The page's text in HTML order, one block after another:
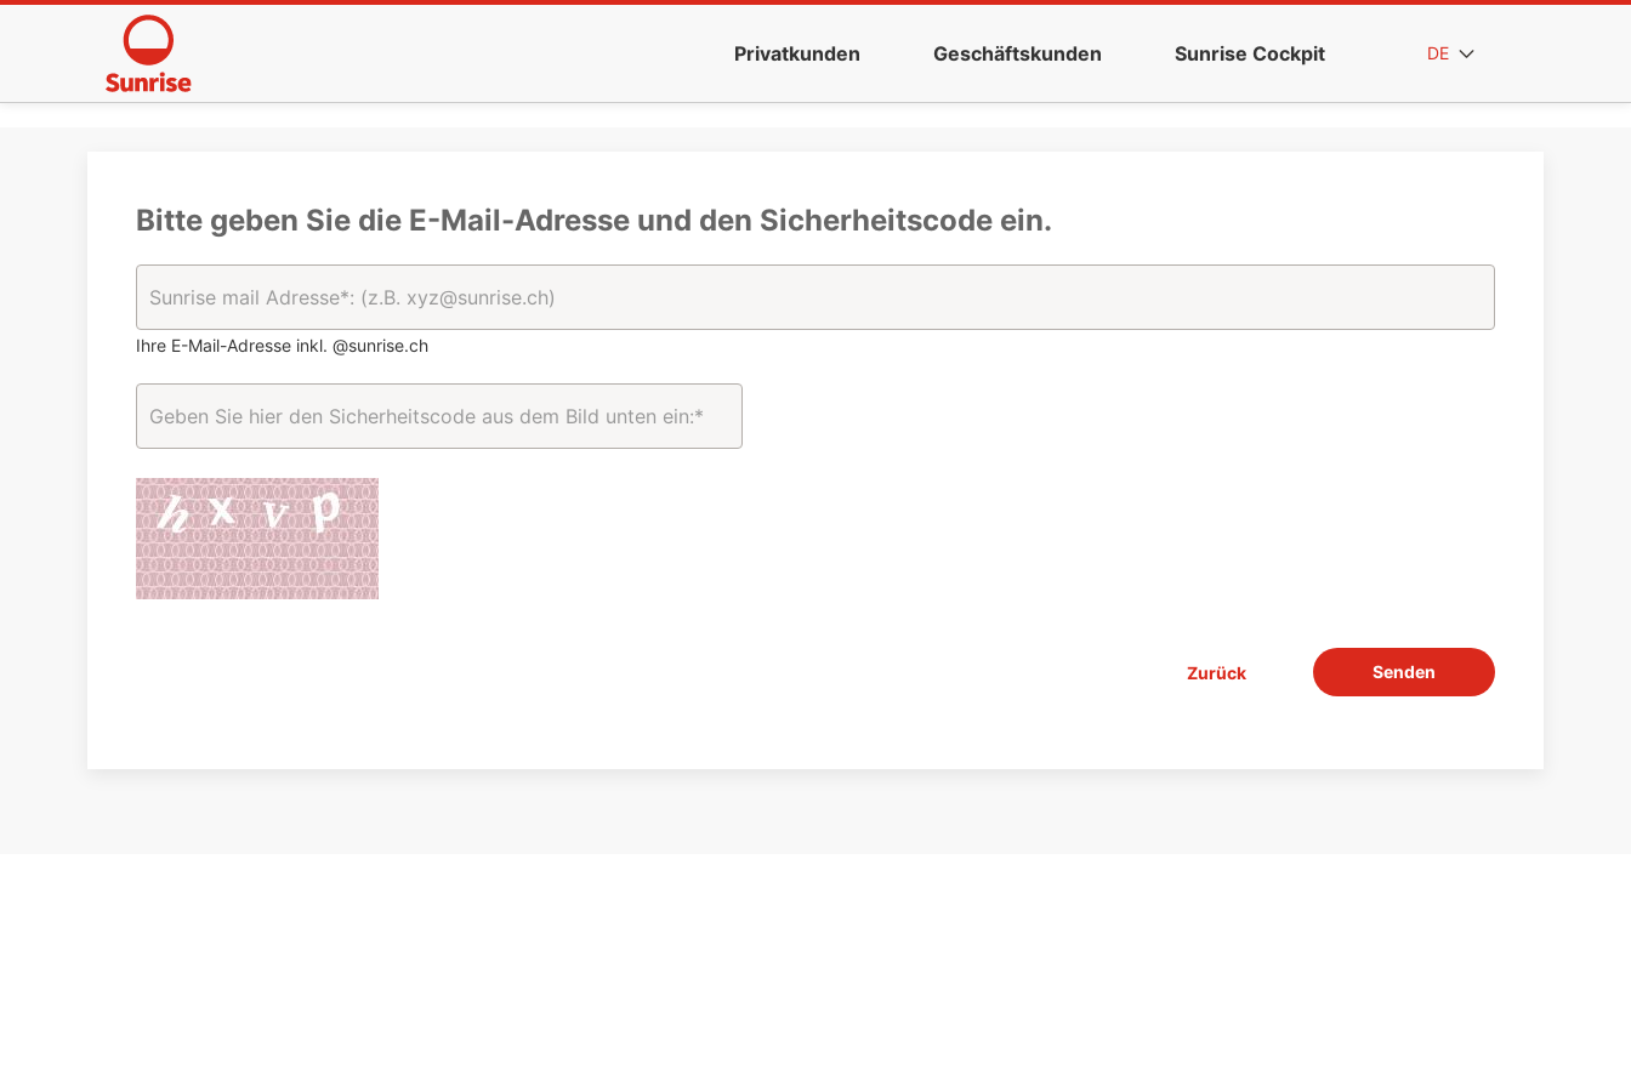
Privatkunden Geschäftskunden Sunrise Cockpit DE
Bitte geben Sie die E-Mail-Adresse und den Sicherheitscode ein.
Ihre E-Mail-Adresse inkl. @sunrise.ch
Zurück Senden